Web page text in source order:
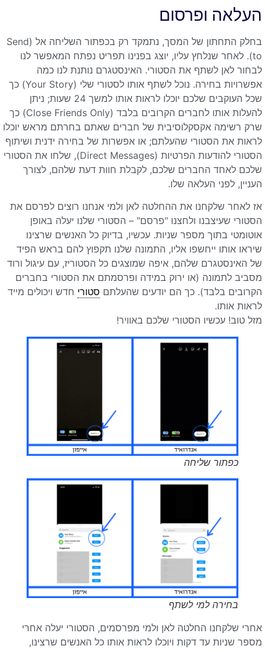
העלאה ופרסום
בחלק התחתון של המסך, נתמקד רק בכפתור השליחה אל (Send
to). לאחר שנלחץ עליו, יוצג בפנינו תפריט נפתח המאפשר לנו
לבחור לאן לשתף את הסטורי. האינסטגרם נותנת לנו כמה
אפשרויות בחירה. נוכל לשתף אותו לסטורי שלי (Your Story) כך
שכל העוקבים שלכם יוכלו לראות אותו למשך 24 שעות; ניתן
להעלות אותו לחברים הקרובים בלבד (Close Friends Only) כך
שרק רשימה אקסקלוסיבית של חברים שאתם בחרתם מראש יוכלו
לראות את הסטורי שהעלתם; או אפשרות של בחירה ידנית ושיתוף
הסטורי להודעות הפרטיות (Direct Messages), שלחו את הסטורי
שלכם לאחד החברים שלכם, לקבלת חוות דעת שלהם, לצורך
העניין, לפני העלאה שלו.
אז לאחר שלקחנו את ההחלטה לאן ולמי אנחנו רוצים לפרסם את
הסטורי שעיצבנו ולחצנו "פרסם" – הסטורי שלנו יעלה באופן
אוטומטי בתוך מספר שניות. עכשיו, בדיוק כל האנשים שרצינו
שיראו אותו ייחשפו אליו, התמונה שלנו תקפוץ להם בראש הפיד
של האינסטגרם שלהם, איפה שמוצגים כל הסטוריז, עם עיגול ורוד
מסביב לתמונה (או ירוק במידה ופרסמתם את הסטורי בחברים
הקרובים בלבד). כך הם יודעים שהעלתם סטורי חדש ויכולים מייד
לראות אותו.
מזל טוב! עכשיו הסטורי שלכם באוויר!
כפתור שליחה
בחירה למי לשתף
אחרי שלקחנו החלטה לאן ולמי מפרסמים, הסטורי יעלה אחרי
מספר שניות עד דקות ויוכלו לראות אותו כל האנשים שרצינו,